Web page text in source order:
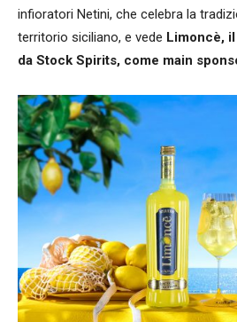
infioratori Netini, che celebra la
territorio siciliano, e vede Limoncè,
da Stock Spirits, come main